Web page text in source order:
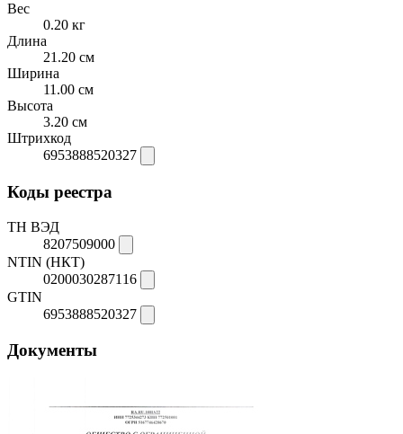
Вес
0.20 кг
Длина
21.20 см
Ширина
11.00 см
Высота
3.20 см
Штрихкод
6953888520327
Коды реестра
ТН ВЭД
8207509000
NTIN (НКТ)
0200030287116
GTIN
6953888520327
Документы